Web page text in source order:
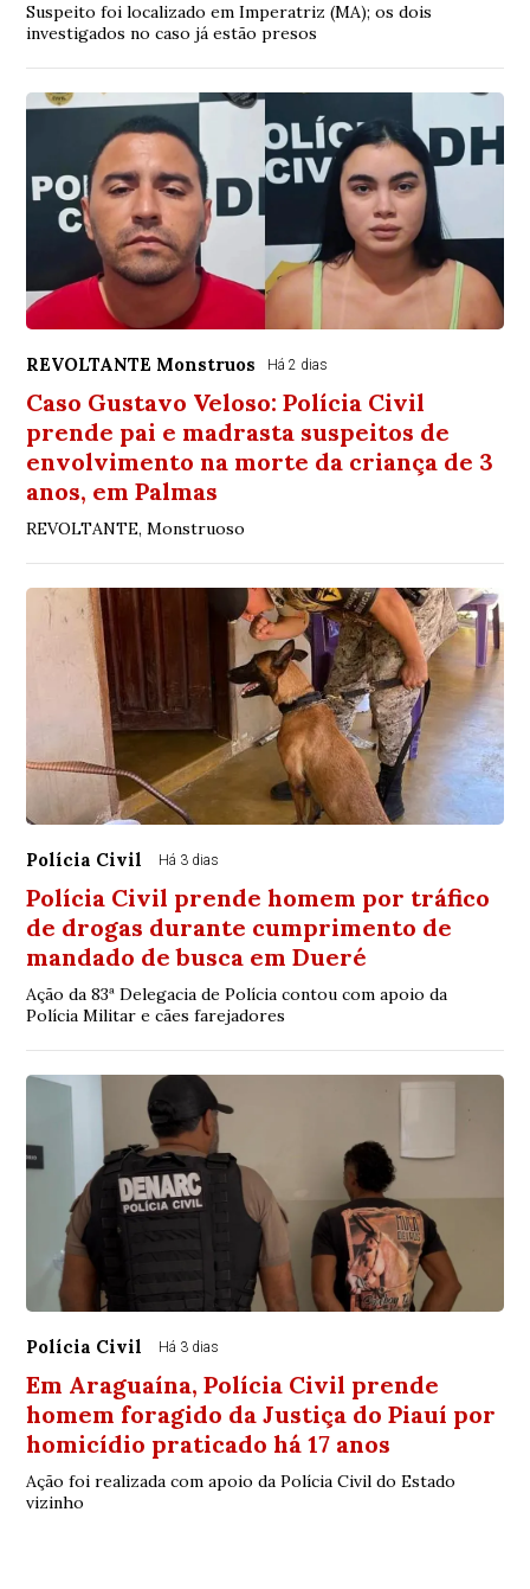
Suspeito foi localizado em Imperatriz (MA); os dois
investigados no caso já estão presos
REVOLTANTE Monstruos Há 2 dias
Caso Gustavo Veloso: Polícia Civil
prende pai e madrasta suspeitos de
envolvimento na morte da criança de 3
anos, em Palmas
REVOLTANTE, Monstruoso
Polícia Civil Há 3 dias
Polícia Civil prende homem por tráfico
de drogas durante cumprimento de
mandado de busca em Dueré
Ação da 83ª Delegacia de Polícia contou com apoio da
Polícia Militar e cães farejadores
Polícia Civil Há 3 dias
Em Araguaína, Polícia Civil prende
homem foragido da Justiça do Piauí por
homicídio praticado há 17 anos
Ação foi realizada com apoio da Polícia Civil do Estado
vizinho